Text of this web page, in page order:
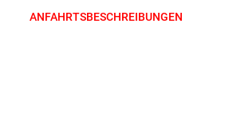
ANFAHRTSBESCHREIBUNGEN